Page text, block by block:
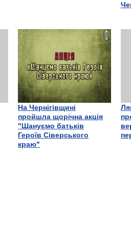
На Чернігівщині
пройшла щорічна акція
"Шануємо батьків
Героїв Сіверського
краю"